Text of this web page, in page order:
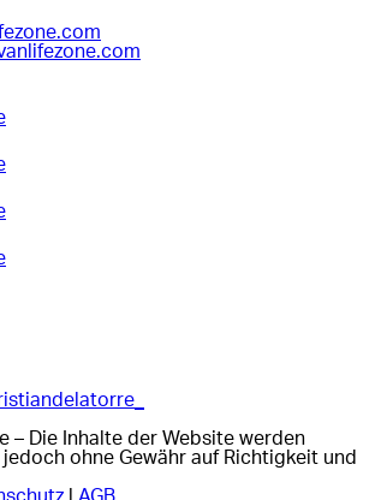
– Die Inhalte der Website werden
ohne Gewähr auf Richtigkeit und